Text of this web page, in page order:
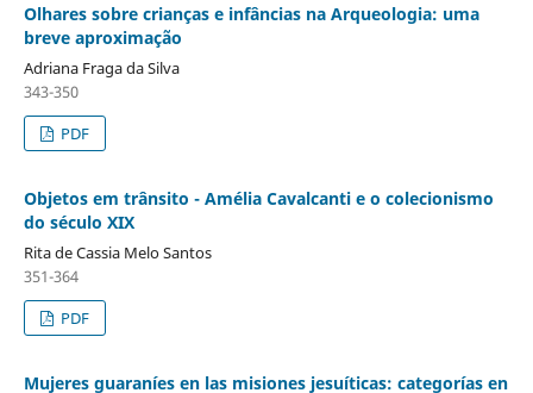
Olhares sobre crianças e infâncias na Arqueologia: uma
breve aproximação
Adriana Fraga da Silva
343-350
PDF
Objetos em trânsito - Amélia Cavalcanti e o colecionismo
do século XIX
Rita de Cassia Melo Santos
351-364
PDF
Mujeres guaraníes en las misiones jesuíticas: categorías en